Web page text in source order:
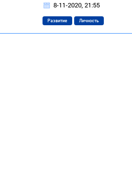
8-11-2020, 21:55
Развитие Личность